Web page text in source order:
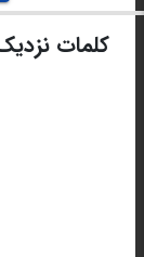
کلمات